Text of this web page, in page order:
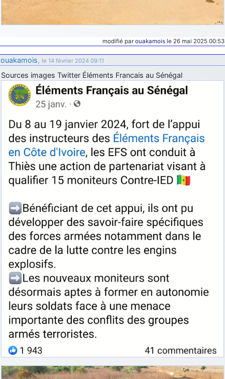
modifié par ouakamois le 26 mai 2025 00:53
ouakamois, le 14 février 2024 09:11
Sources images Twitter Éléments Francais au Sénégal